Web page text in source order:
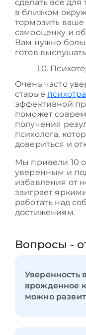
сделать все
в близком
тормозить ваше
самооценку и
Вам нужно
готов
Очень часто
старые
эффективной
поможет
получения
психолога,
довериться и
Мы привели 10
уверенным и
избавления от
заиграет
работать над
достижениям.
Вопросы -
Уверенность
врожденное
можно